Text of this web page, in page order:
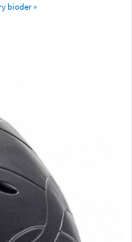
bioder»